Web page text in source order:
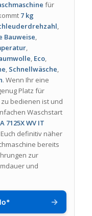
für
7 kg
,
Bauweise,
,
, Eco,
, Schnellwäsche,
. Wenn Ihr eine
Platz für
bedienen ist und
Waschstart
7125X WV IT
definitiv näher
bereits
zur
und
→